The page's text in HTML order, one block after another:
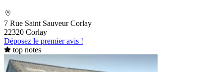
7 Rue Saint Sauveur Corlay
22320 Corlay
Déposez le premier avis !
top notes